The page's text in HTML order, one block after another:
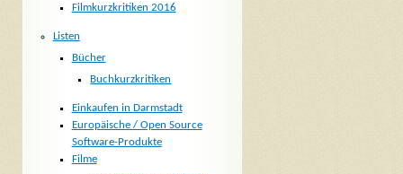
Filmkurzkritiken 2016
Listen
Bücher
Buchkurzkritiken
Einkaufen in Darmstadt
Europäische / Open Source
Software-Produkte
Filme